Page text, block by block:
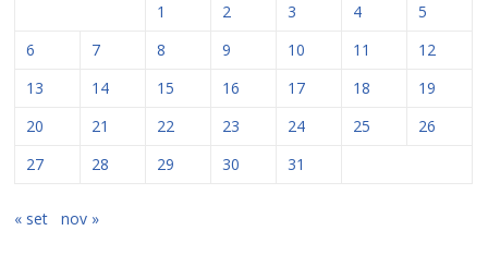
1
2 3 4
5
6
7 8 9 10 11
12
13
14 15 16 17 18
19
20
21 22 23 24 25
26
27
28 29 30 31
« set nov »